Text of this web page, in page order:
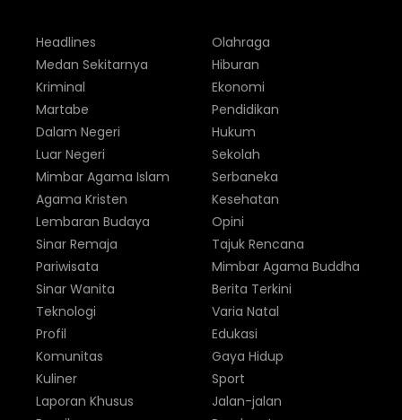
Headlines
Medan Sekitarnya
Kriminal
Martabe
Dalam Negeri
Luar Negeri
Olahraga
Hiburan
Ekonomi
Pendidikan
Hukum
Sekolah
Mimbar Agama Islam
Agama Kristen
Lembaran Budaya
Sinar Remaja
Pariwisata
Sinar Wanita
Serbaneka
Kesehatan
Opini
Tajuk Rencana
Mimbar Agama Buddha
Berita Terkini
Teknologi
Profil
Komunitas
Kuliner
Laporan Khusus
Varia Natal
Edukasi
Gaya Hidup
Sport
Jalan-jalan